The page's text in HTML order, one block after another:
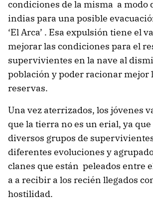
condiciones de la misma a modo
indias para una posible
‘El Arca’ . Esa expulsión tiene el
mejorar las condiciones para el
supervivientes en la nave al
población y poder racionar mejor
reservas.
Una vez aterrizados, los jóvenes
que la tierra no es un erial, ya
diversos grupos de
diferentes evoluciones y
clanes que están peleados entre
a a recibir a los recién llegados
hostilidad.